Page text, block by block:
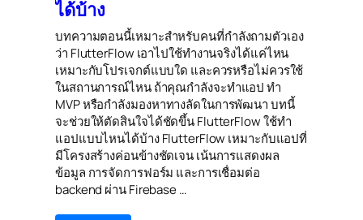
ได้บ้าง
บทความตอนนี้เหมาะสำหรับคนที่กำลังถามตัวเอง
ว่า FlutterFlow เอาไปใช้ทำงานจริงได้แค่ไหน
เหมาะกับโปรเจกต์แบบใด และควรหรือไม่ควรใช้
ในสถานการณ์ไหน ถ้าคุณกำลังจะทำแอป ทำ
MVP หรือกำลังมองหาทางลัดในการพัฒนา บทนี้
จะช่วยให้ตัดสินใจได้ชัดขึ้น FlutterFlow ใช้ทำ
แอปแบบไหนได้บ้าง FlutterFlow เหมาะกับแอปที่
มีโครงสร้างค่อนข้างชัดเจน เน้นการแสดงผล
ข้อมูล การจัดการฟอร์ม และการเชื่อมต่อ
backend ผ่าน Firebase …